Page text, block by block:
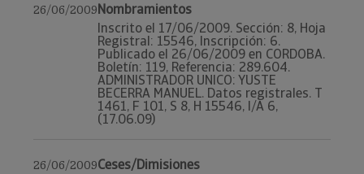
26/06/2009Nombramientos
Inscrito el 17/06/2009. Sección: 8, Hoja
Registral: 15546, Inscripción: 6.
Publicado el 26/06/2009 en CORDOBA.
Boletín: 119, Referencia: 289.604.
ADMINISTRADOR UNICO: YUSTE
BECERRA MANUEL. Datos registrales. T
1461, F 101, S 8, H 15546, I/A 6,
(17.06.09)
26/06/2009Ceses/Dimisiones